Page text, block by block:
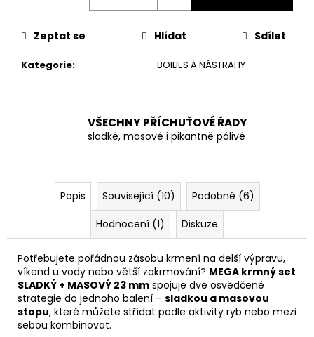
Kategorie: BOILIES A NÁSTRAHY
Zeptat se Hlídat Sdílet
VŠECHNY PŘÍCHUŤOVÉ ŘADY
sladké, masové i pikantně pálivé
Popis Související (10)
Podobné (6)
Hodnocení (1)
Diskuze
Potřebujete pořádnou zásobu krmení na delší výpravu,
víkend u vody nebo větší zakrmování? MEGA krmný set
SLADKÝ + MASOVÝ 23 mm spojuje dvě osvědčené
strategie do jednoho balení – sladkou a masovou
stopu, které můžete střídat podle aktivity ryb nebo mezi
sebou kombinovat.
m
e